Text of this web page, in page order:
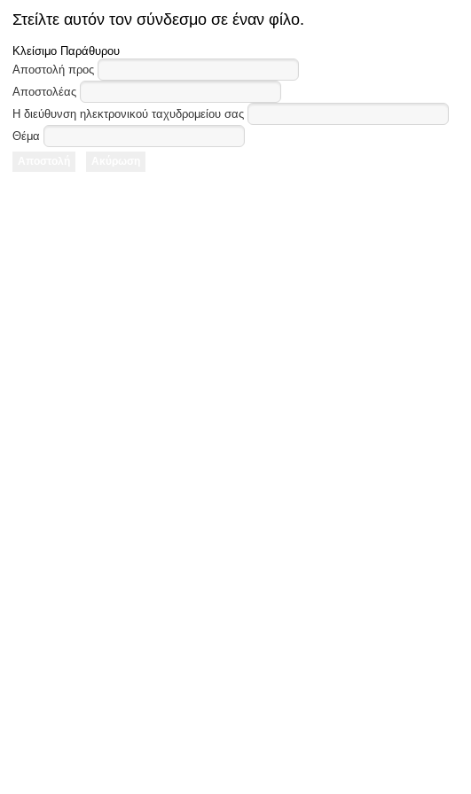
Στείλτε αυτόν τον σύνδεσμο σε έναν φίλο.
Κλείσιμο Παράθυρου
Αποστολή προς
Αποστολέας
Η διεύθυνση ηλεκτρονικού ταχυδρομείου σας
Θέμα